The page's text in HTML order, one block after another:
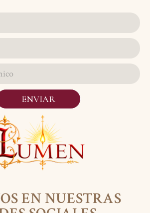
EN NUESTRAS
ENVIAR